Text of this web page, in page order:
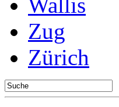
Wallis
Zug
Zürich